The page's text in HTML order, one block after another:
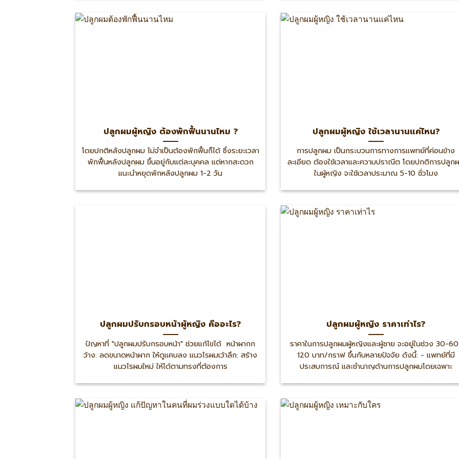
ปลูกผมผู้หญิง ต้องพักฟื้นนานไหม ?
โดยปกติหลังปลูกผม ไม่จำเป็นต้องพักฟื้นก็ได้ ซึ่งระยะเวลา
พักฟื้นหลังปลูกผม ขึ้นอยู่กับแต่ละบุคคล แต่หากสะดวก
แนะนำหยุดพักหลังปลูกผม 1-2 วัน
ปลูกผมผู้หญิง ใช้เวลานานแค่ไหน?
การปลูกผม เป็นกระบวนการทางการแพทย์ที่ค่อนข้าง
ละเอียด ต้องใช้เวลาและความปราณีต โดยปกติการปลูก
ในผู้หญิง จะใช้เวลาประมาณ 5-10 ชั่วโมง
ปลูกผมปรับกรอบหน้าผู้หญิง คืออะไร?
ปัญหาที่ "ปลูกผมปรับกรอบหน้า" ช่วยแก้ไขได้ หน้าผากก
ว้าง: ลดขนาดหน้าผาก ให้ดูแคบลง แนวไรผมเว้าลึก: สร้าง
แนวไรผมใหม่ ให้ได้ตามทรงที่ต้องการ
ปลูกผมผู้หญิง ราคาเท่าไร?
ราคาในการปลูกผมผู้หญิงและผู้ชาย จะอยู่ในช่วง 30-
120 บาท/กราฟ ขึ้นกับหลายปัจจัย ดังนี้: - แพทย์ที่มี
ประสบการณ์ และชำนาญด้านการปลูกผมโดยเฉพาะ